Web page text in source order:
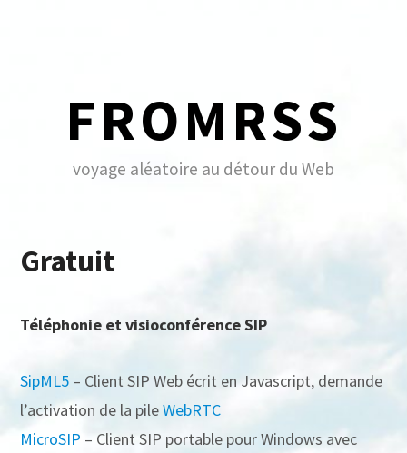
FROMRSS
voyage aléatoire au détour du Web
Gratuit
Téléphonie et visioconférence SIP
SipML5 – Client SIP Web écrit en Javascript, demande
l’activation de la pileWebRTC
MicroSIP – Client SIP portable pour Windows avec